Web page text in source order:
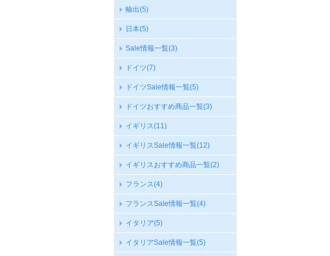
輸出(5)
日本(5)
Sale情報一覧(3)
ドイツ(7)
ドイツSale情報一覧(5)
ドイツおすすめ商品一覧(3)
イギリス(11)
イギリスSale情報一覧(12)
イギリスおすすめ商品一覧(2)
フランス(4)
フランスSale情報一覧(4)
イタリア(5)
イタリアSale情報一覧(5)